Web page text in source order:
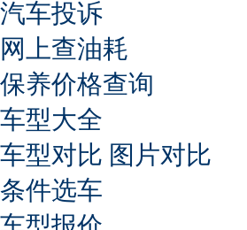
汽车投诉
网上查油耗
保养价格查询
车型大全
车型对比 图片对比
条件选车